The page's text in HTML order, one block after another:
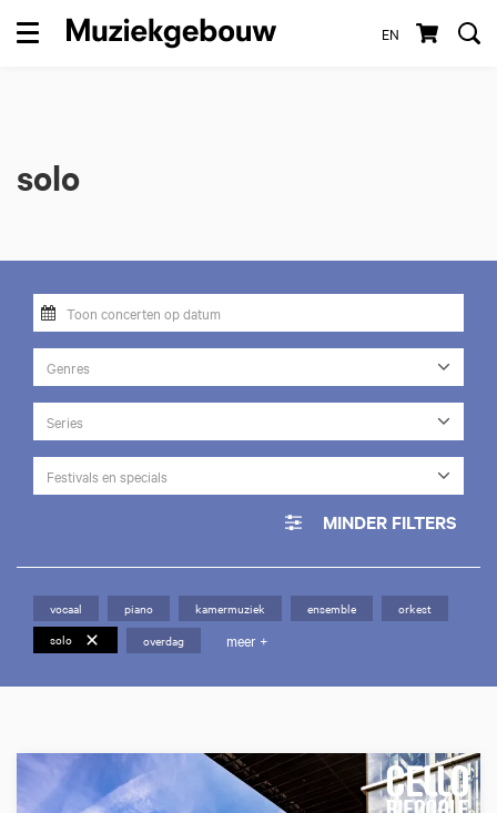
EN
Menu
solo
Genres
Series
Festivals en specials
MINDER FILTERS
vocaal piano kamermuziek ensemble
orkest
solo
overdag meer +